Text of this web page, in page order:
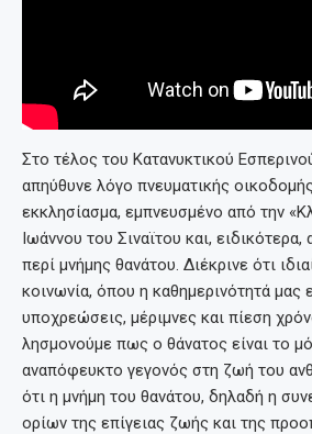
Στο τέλος του Κατανυκτικού
απηύθυνε λόγο πνευματικής
εκκλησίασμα, εμπνευσμένο από την
Ιωάννου του Σιναϊτου και,
περί μνήμης θανάτου. Διέκρινε ότι
κοινωνία, όπου η καθημερινότητά μας
υποχρεώσεις, μέριμνες και πίεση
λησμονούμε πως ο θάνατος είναι το
αναπόφευκτο γεγονός στη ζωή του
ότι η μνήμη του θανάτου, δηλαδή η
ορίων της επίγειας ζωής και της